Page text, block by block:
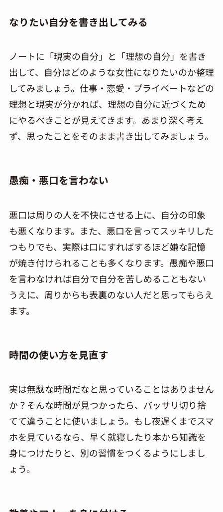
なりたい自分を書き出してみる
ノートに「現実の自分」と「理想の自分」を書き
出して、自分はどのような女性になりたいのか整理
してみましょう。仕事・恋愛・プライベートなどの
理想と現実が分かれば、理想の自分に近づくため
にやるべきことが見えてきます。あまり深く考え
ず、思ったことをそのまま書き出してみましょう。
愚痴・悪口を言わない
悪口は周りの人を不快にさせる上に、自分の印象
も悪くなります。また、悪口を言ってスッキリした
つもりでも、実際は口にすればするほど嫌な記憶
が焼き付けられることも多くなります。愚痴や悪口
を言わなければ自分で自分を苦しめることもない
うえに、周りからも表裏のない人だと思ってもらえ
ます。
時間の使い方を見直す
実は無駄な時間だなと思っていることはありません
か？そんな時間が見つかったら、バッサリ切り捨
てて違うことに使いましょう。もし夜遅くまでスマ
ホを見ているなら、早く就寝したり本から知識を
身につけたりと、別の習慣をつくるようにしまし
ょう。